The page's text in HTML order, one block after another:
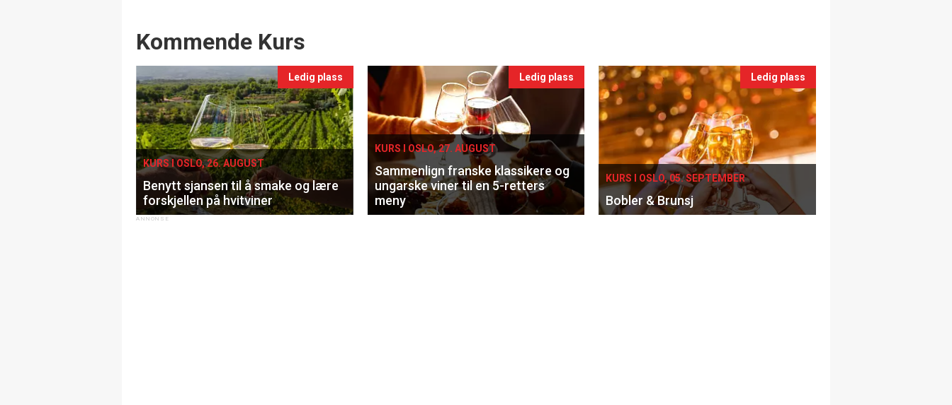
Events
Kommende Kurs
Ledig plass
KURS I OSLO, 26. AUGUST
Benytt sjansen til å smake og lære
forskjellen på hvitviner
Ledig plass
KURS I OSLO, 27. AUGUST
Sammenlign franske klassikere og
ungarske viner til en 5-retters
meny
Ledig plass
KURS I OSLO, 05. SEPTEMBER
Bobler & Brunsj